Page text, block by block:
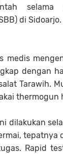
selama
di Sidoarjo.
medis
dengan
Tarawih.
thermogun
dilakukan
tepatnya
Rapid